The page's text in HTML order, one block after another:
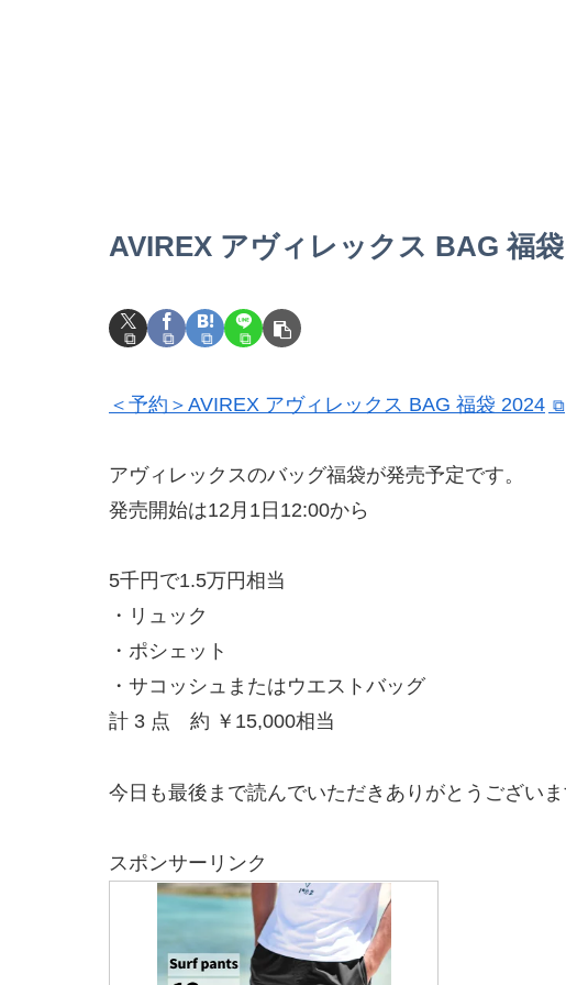
AVIREX アヴィレックス BAG 福
＜予約＞AVIREX アヴィレックス BAG 福袋 2024
アヴィレックスのバッグ福袋が発売予定です。
発売開始は12月1日12:00から
5千円で1.5万円相当
・リュック
・ポシェット
・サコッシュまたはウエストバッグ
計 3 点 約 ￥15,000相当
今日も最後まで読んでいただきありがとうござい
スポンサーリンク